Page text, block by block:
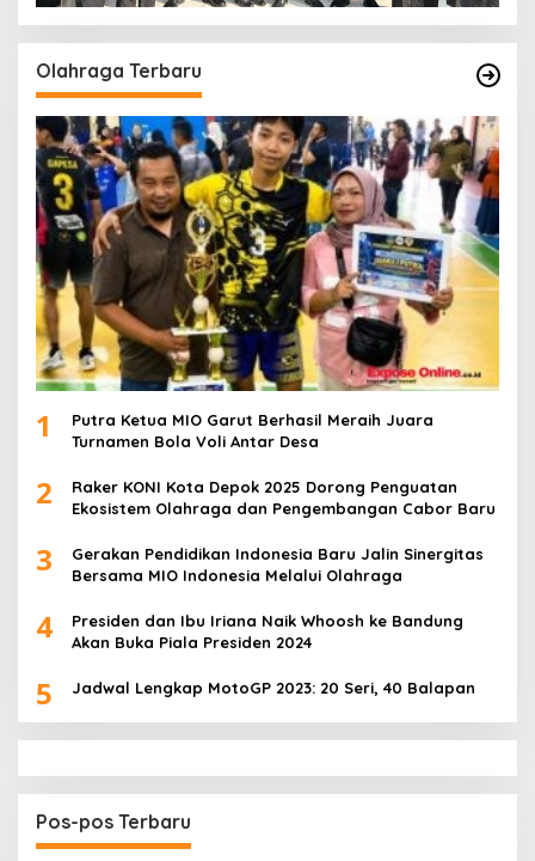
Olahraga Terbaru
1
Putra Ketua MIO Garut Berhasil Meraih Juara
Turnamen Bola Voli Antar Desa
2
Raker KONI Kota Depok 2025 Dorong Penguatan
Ekosistem Olahraga dan Pengembangan Cabor Baru
3
Gerakan Pendidikan Indonesia Baru Jalin Sinergitas
Bersama MIO Indonesia Melalui Olahraga
4
Presiden dan Ibu Iriana Naik Whoosh ke Bandung
Akan Buka Piala Presiden 2024
5 Jadwal Lengkap MotoGP 2023: 20 Seri, 40 Balapan
Pos-pos Terbaru